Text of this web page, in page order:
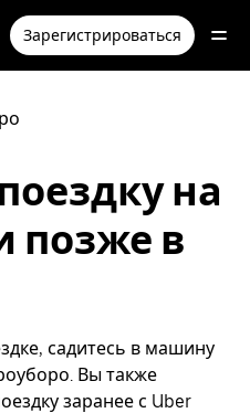
Зарегистрироваться
на
позже в
садитесь в машину
Вы также
заранее с Uber